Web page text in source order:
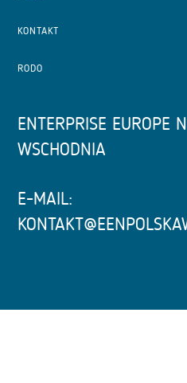
KONTAKT
RODO
ENTERPRISE EUROPE
WSCHODNIA
E-MAIL: